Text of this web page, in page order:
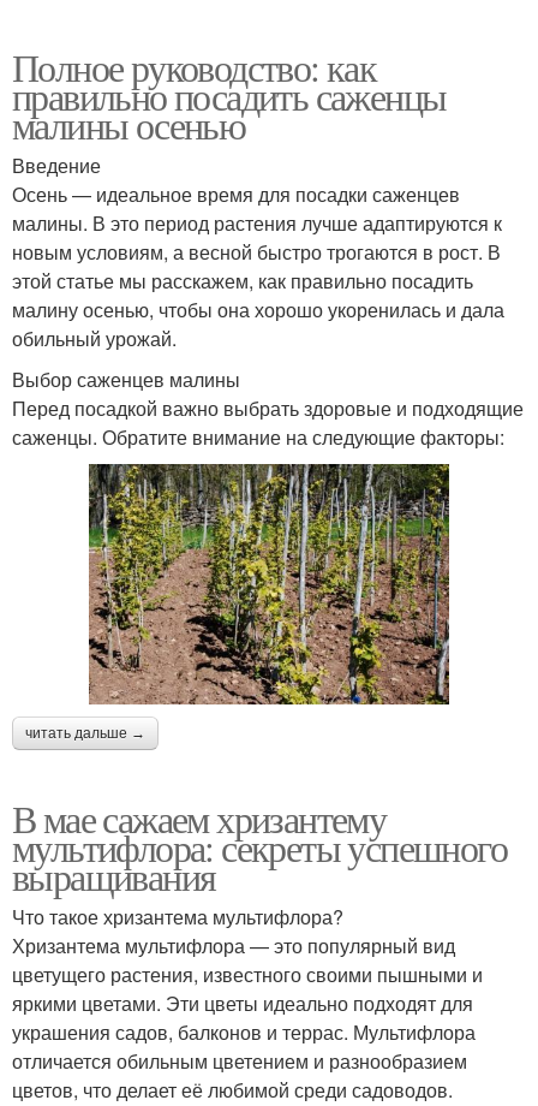
Полное руководство: как
правильно посадить саженцы
малины осенью
Введение
Осень — идеальное время для посадки саженцев
малины. В это период растения лучше адаптируются к
новым условиям, а весной быстро трогаются в рост. В
этой статье мы расскажем, как правильно посадить
малину осенью, чтобы она хорошо укоренилась и дала
обильный урожай.
Выбор саженцев малины
Перед посадкой важно выбрать здоровые и подходящие
саженцы. Обратите внимание на следующие факторы:
читать дальше →
В мае сажаем хризантему
мультифлора: секреты успешного
выращивания
Что такое хризантема мультифлора?
Хризантема мультифлора — это популярный вид
цветущего растения, известного своими пышными и
яркими цветами. Эти цветы идеально подходят для
украшения садов, балконов и террас. Мультифлора
отличается обильным цветением и разнообразием
цветов, что делает её любимой среди садоводов.